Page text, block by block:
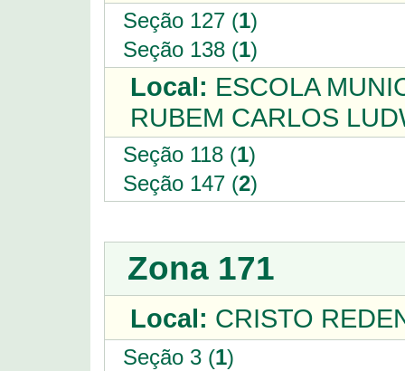
Seção 127 (1)
Seção 138 (1)
Local: ESCOLA
RUBEM CARLOS
Seção 118 (1)
Seção 147 (2)
Zona 171
Local: CRISTO
Seção 3 (1)